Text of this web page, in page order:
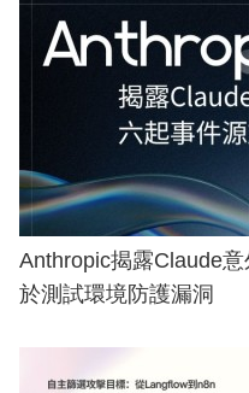
Anthropic揭露Claude
於測試環境防護漏洞